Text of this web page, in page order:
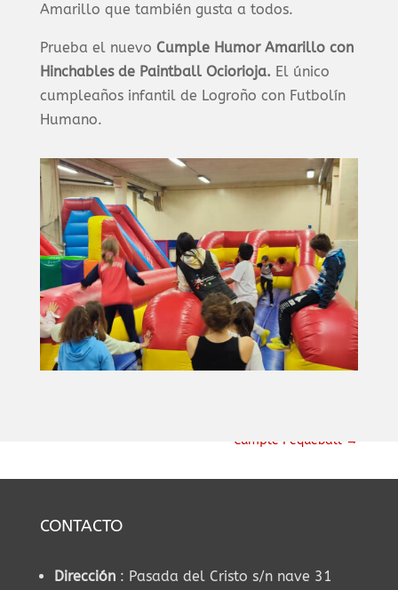
Amarillo que también gusta a todos.
Prueba el nuevo Cumple Humor Amarillo con
Hinchablesde Paintball Ociorioja. El único
cumpleaños infantil de Logroño con Futbolín
Humano.
Cumple Pequeball →
CONTACTO
Dirección : Pasada del Cristo s/n nave 31